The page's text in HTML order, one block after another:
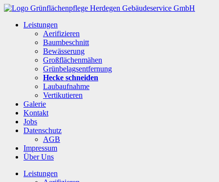
Leistungen
Aerifizieren
Baumbeschnitt
Bewässerung
Großflächenmähen
Grünbelagsentfernung
Hecke schneiden
Laubaufnahme
Vertikutieren
Galerie
Kontakt
Jobs
Datenschutz
AGB
Impressum
Über Uns
Leistungen